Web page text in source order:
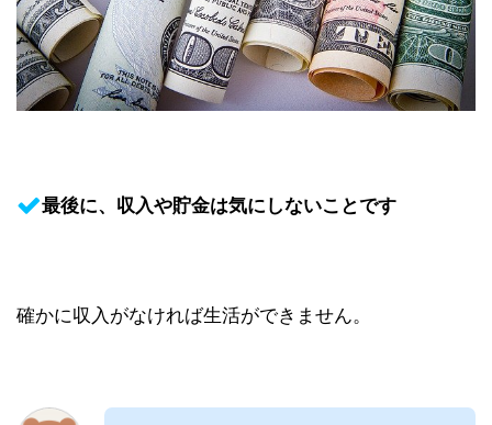
最後に、収入や貯金は気にしないことです
確かに収入がなければ生活ができません。